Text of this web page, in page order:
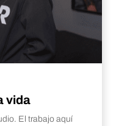
vida
El trabajo aquí